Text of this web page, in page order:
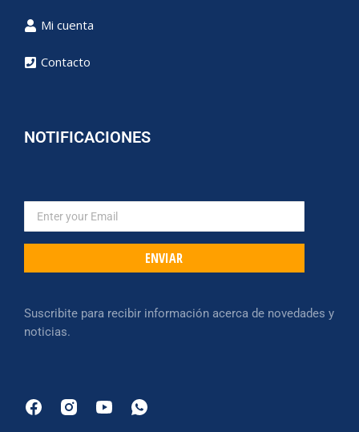
Mi cuenta
Contacto
NOTIFICACIONES
ENVIAR
Suscribite para recibir información acerca de novedades y
noticias.